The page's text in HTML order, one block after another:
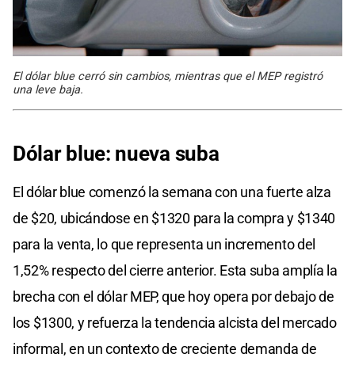
El dólar blue cerró sin cambios, mientras que el MEP registró
una leve baja.
Dólar blue: nueva suba
El dólar blue comenzó la semana con una fuerte alza
de $20, ubicándose en $1320 para la compra y $1340
para la venta, lo que representa un incremento del
1,52% respecto del cierre anterior. Esta suba amplía la
brecha con el dólar MEP, que hoy opera por debajo de
los $1300, y refuerza la tendencia alcista del mercado
informal, en un contexto de creciente demanda de